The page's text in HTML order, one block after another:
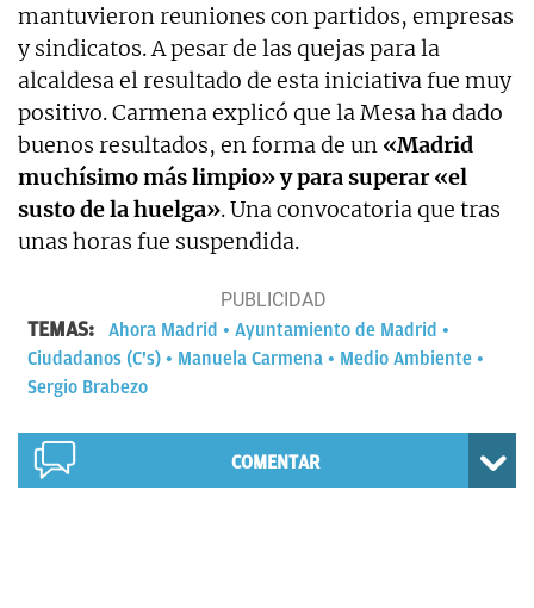
mantuvieron reuniones con partidos, empresas
y sindicatos. A pesar de las quejas para la
alcaldesa el resultado de esta iniciativa fue muy
positivo. Carmena explicó que la Mesa ha dado
buenos resultados, en forma de un «Madrid
muchísimo más limpio» y para superar «el
susto de la huelga». Una convocatoria que tras
unas horas fue suspendida.
TEMAS: Ahora Madrid
Ayuntamiento de Madrid
Ciudadanos (C's)
Manuela Carmena
Medio Ambiente
Sergio Brabezo
COMENTAR